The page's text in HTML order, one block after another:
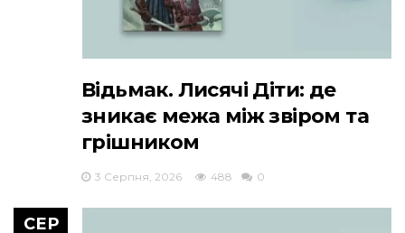
Відьмак. Лисячі Діти: де
зникає межа між звіром та
грішником
3 Серпня, 2026 488 0
СЕР